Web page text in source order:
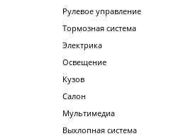
Рулевое управление
Тормозная система
Электрика
Освещение
Кузов
Салон
Мультимедиа
Выхлопная система